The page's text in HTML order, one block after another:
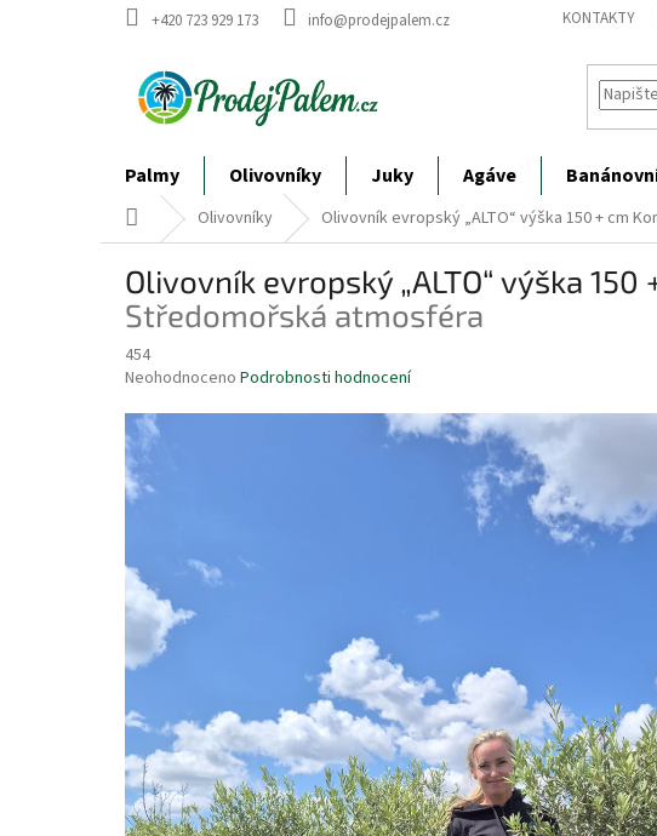
+420 723 929 173 info@prodejpalem.cz KONTAKTY
Palmy Olivovníky Juky Agáve
Domů Olivovníky Olivovník evropský „ALTO“ výška 150 + cm
Olivovník evropský „ALTO“ výška 150
Středomořská atmosféra
454
Průměrné
produktu
je
0,0
z
Neohodnoceno Podrobnosti hodnocení